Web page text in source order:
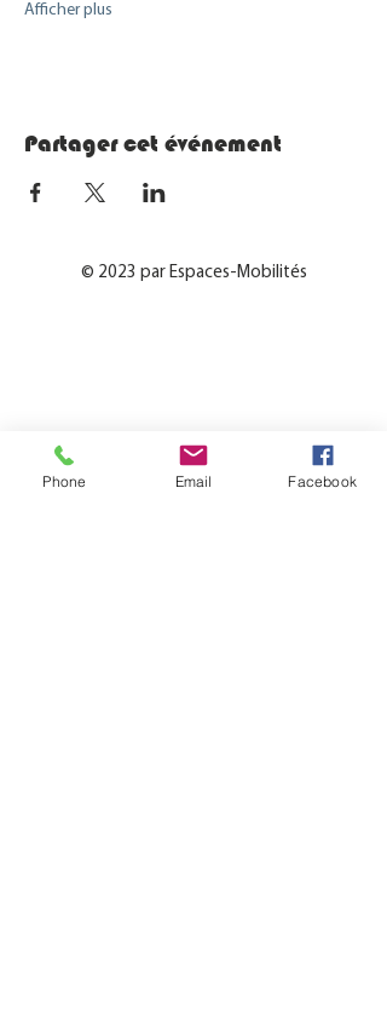
Afficher plus
Partager cet événement
© 2023 par Espaces-Mobilités
Phone Email Facebook